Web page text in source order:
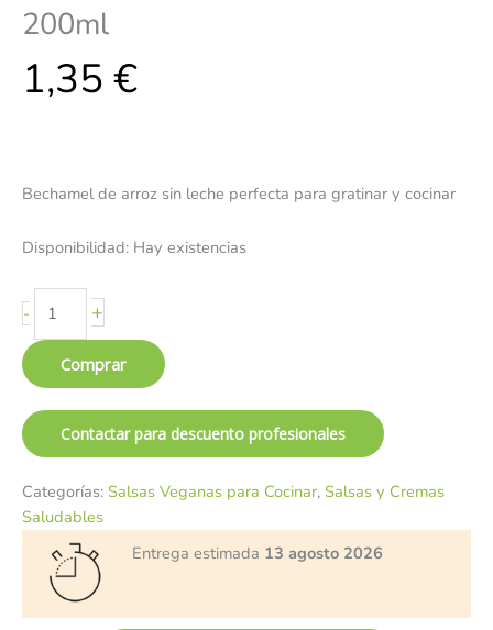
200ml
1,35 €
Bechamel de arroz sin leche perfecta para gratinar y cocinar
Disponibilidad: Hay existencias
- +
Comprar
Contactar para descuento profesionales
Categorías: Salsas Veganas para Cocinar, Salsas y Cremas
Saludables
Entrega estimada 13 agosto 2026